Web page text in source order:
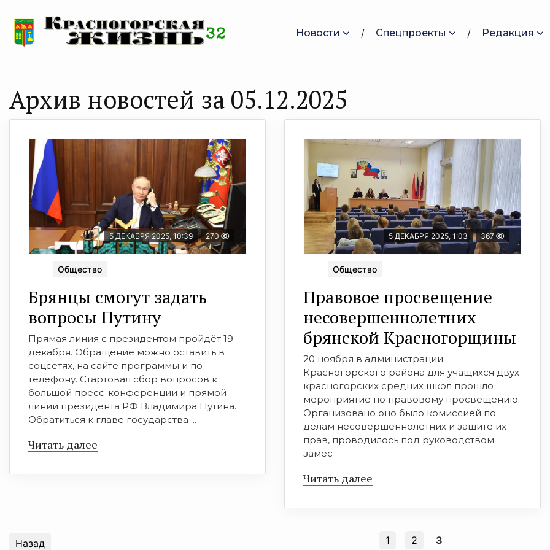
Новости Спецпроекты Редакция
Архив новостей за 05.12.2025
5 ДЕКАБРЯ 2025, 10:39 270
Общество
Брянцы смогут задать
вопросы Путину
Прямая линия с президентом пройдёт 19
декабря. Обращение можно оставить в
соцсетях, на сайте программы и по
телефону. Стартовал сбор вопросов к
большой пресс-конференции и прямой
линии президента РФ Владимира Путина.
Обратиться к главе государства ...
Читать далее
5 ДЕКАБРЯ 2025, 1:03 367
Общество
Правовое просвещение
несовершеннолетних
брянской Красногорщины
20 ноября в администрации
Красногорского района для учащихся двух
красногорских средних школ прошло
мероприятие по правовому просвещению.
Организовано оно было комиссией по
делам несовершеннолетних и защите их
прав, проводилось под руководством
замес
Читать далее
Назад 1 2 3